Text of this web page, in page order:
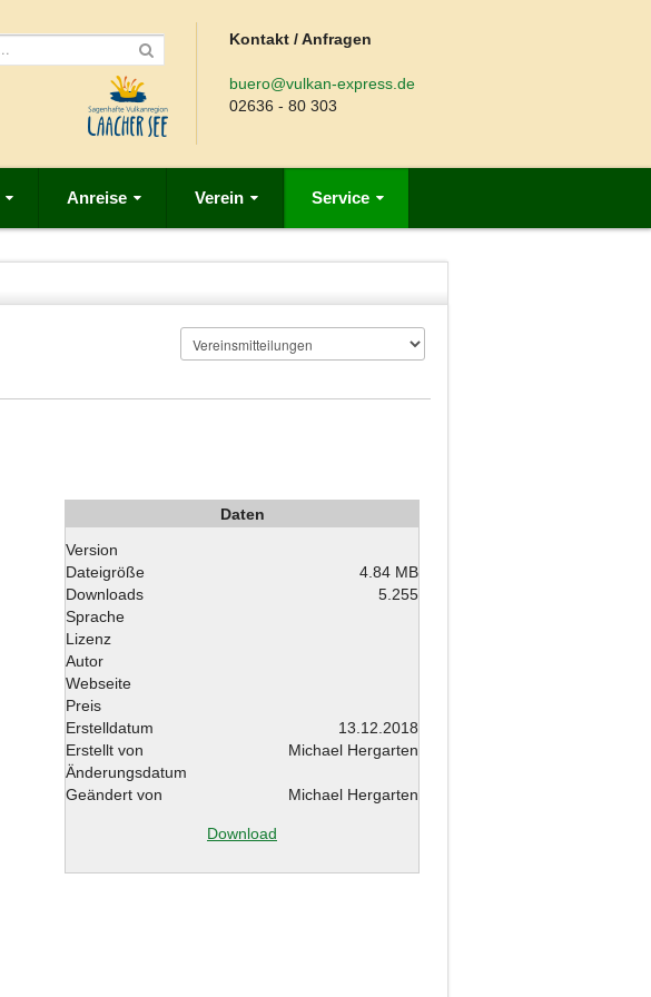
Kontakt / Anfragen
buero@vulkan-express.de
02636 - 80 303
Anreise Verein Service
Daten
Version
Dateigröße
4.84 MB
Downloads
5.255
Sprache
Lizenz
Autor
Webseite
Preis
Erstelldatum
13.12.2018
Erstellt von
Michael Hergarten
Änderungsdatum
Geändert von
Michael Hergarten
Download